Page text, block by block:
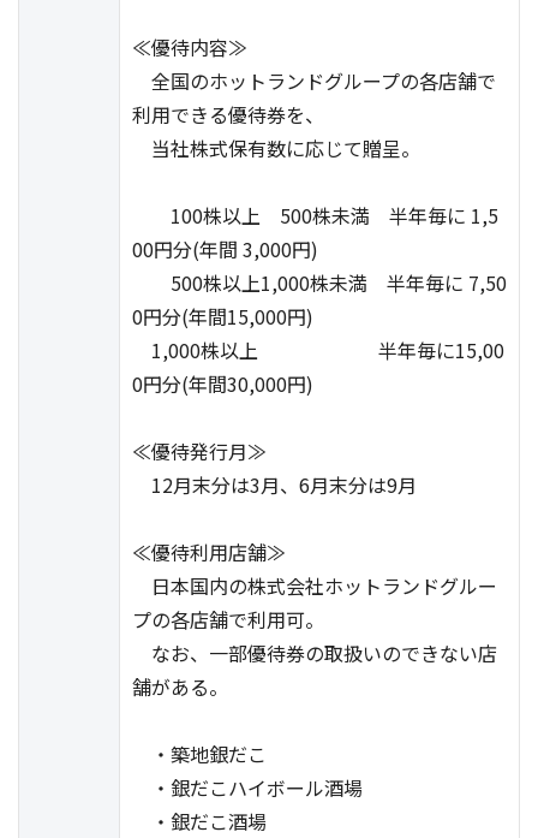
≪優待内容≫
全国のホットランドグループの各店舗で
利用できる優待券を、
当社株式保有数に応じて贈呈。
100株以上 500株未満 半年毎に 1,5
00円分(年間 3,000円)
500株以上1,000株未満 半年毎に 7,50
0円分(年間15,000円)
1,000株以上 半年毎に15,00
0円分(年間30,000円)
≪優待発行月≫
12月末分は3月、6月末分は9月
≪優待利用店舗≫
日本国内の株式会社ホットランドグルー
プの各店舗で利用可。
なお、一部優待券の取扱いのできない店
舗がある。
・築地銀だこ
・銀だこハイボール酒場
・銀だこ酒場